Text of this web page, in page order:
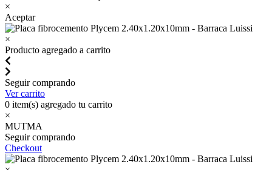
×
Aceptar
×
Producto agregado a carrito
Seguir comprando
Ver carrito
0 item(s) agregado tu carrito
×
MUTMA
Seguir comprando
Checkout